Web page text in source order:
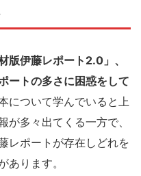
版伊藤レポート2.0」、
ートの多さに困惑をして
について学んでいると上
多々出てくる一方で、
レポートが存在しどれを
あります。